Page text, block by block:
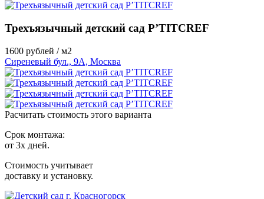
Трехъязычный детский сад P’TITCREF
1600 рублей / м2
Сиреневый бул., 9А, Москва
Расчитать стоимость этого варианта
Срок монтажа:
от 3х дней.
Стоимость учитывает
доставку и установку.